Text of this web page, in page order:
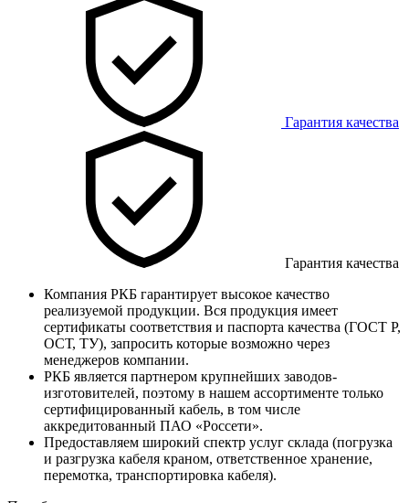
Гарантия качества
Гарантия качества
Компания РКБ гарантирует высокое качество
реализуемой продукции. Вся продукция имеет
сертификаты соответствия и паспорта качества (ГОСТ Р,
ОСТ, ТУ), запросить которые возможно через
менеджеров компании.
РКБ является партнером крупнейших заводов-
изготовителей, поэтому в нашем ассортименте только
сертифицированный кабель, в том числе
аккредитованный ПАО «Россети».
Предоставляем широкий спектр услуг склада (погрузка
и разгрузка кабеля краном, ответственное хранение,
перемотка, транспортировка кабеля).